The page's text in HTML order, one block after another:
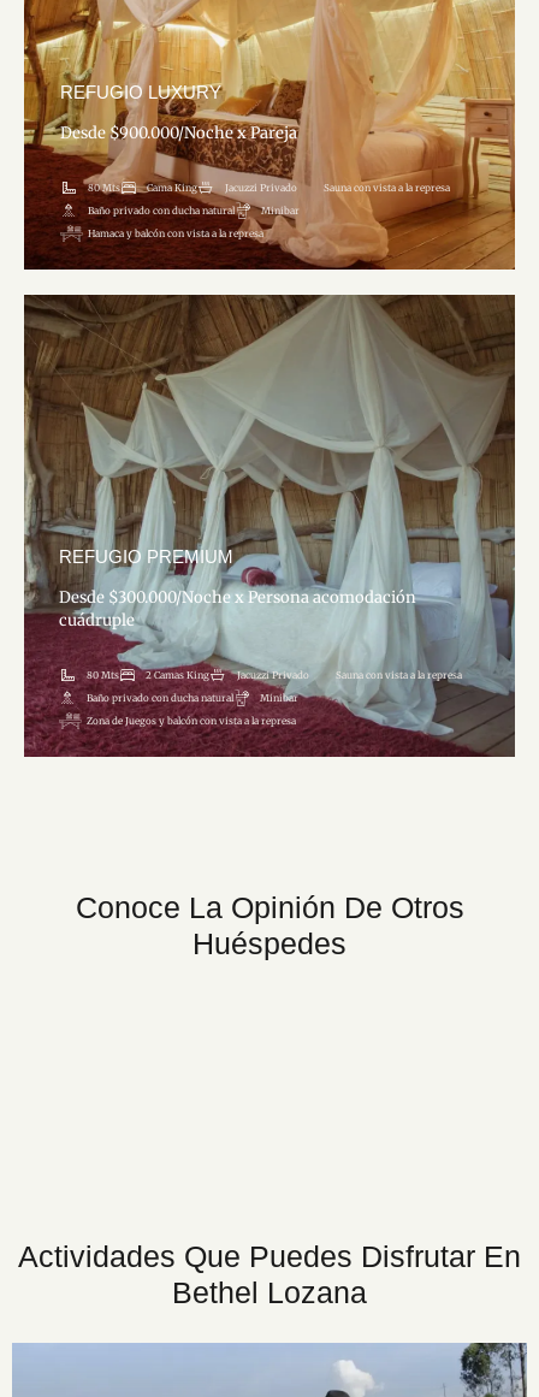
REFUGIO LUXURY
Desde $900.000/Noche x Pareja
Ver Más
80 Mts Cama King Jacuzzi Privado
Sauna con vista a la represa
Baño privado con ducha natural
Minibar
Hamaca y balcón con vista a la represa
REFUGIO PREMIUM
Desde $300.000/Noche x Persona acomodación
cuádruple
Ver Detalles
80 Mts 2 Camas King Jacuzzi Privado
Sauna con vista a la represa
Baño privado con ducha natural
Minibar
Zona de Juegos y balcón con vista a la represa
Conoce La Opinión De Otros
Huéspedes
Actividades Que Puedes Disfrutar En
Bethel Lozana